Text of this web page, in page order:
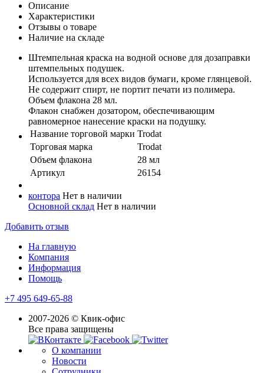
Описание
Характеристики
Отзывы о товаре
Наличие на складе
Штемпельная краска на водной основе для дозаправки
штемпельных подушек.
Используется для всех видов бумаги, кроме глянцевой.
Не содержит спирт, не портит печати из полимера.
Объем флакона 28 мл.
Флакон снабжен дозатором, обеспечивающим
равномерное нанесение краски на подушку.
Название торговой марки Trodat
Торговая марка
Trodat
Объем флакона
28 мл
Артикул
26154
контора Нет в наличии
Основной склад Нет в наличии
Добавить отзыв
На главную
Компания
Информация
Помощь
+7 495 649-65-88
2007-2026 © Квик-офис
Все права защищены
О компании
Новости